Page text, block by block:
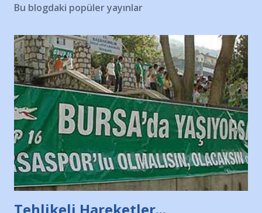
Bu blogdaki popüler yayınlar
Tehlikeli Hareketler...